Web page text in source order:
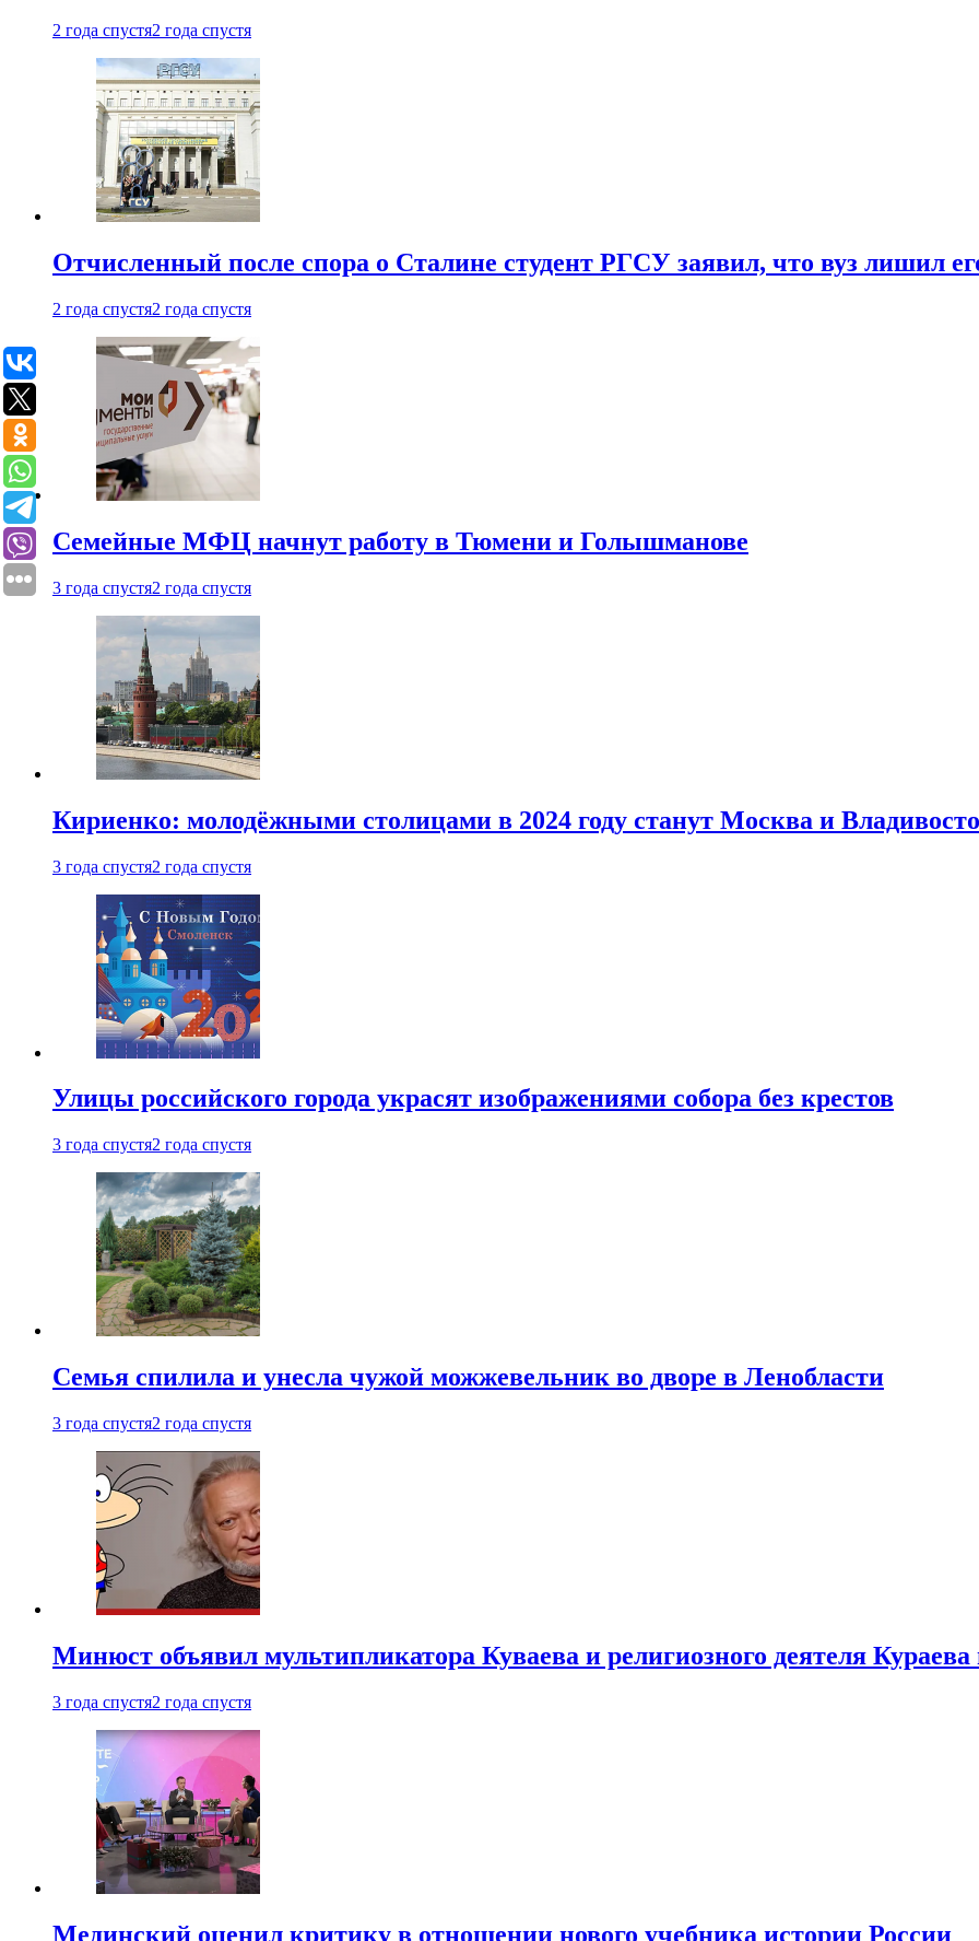
2 года спустя2 года спустя
Отчисленный после спора о Сталине студент РГСУ заявил, что вуз лишил
2 года спустя2 года спустя
Семейные МФЦ начнут работу в Тюмени и Голышманове
3 года спустя2 года спустя
Кириенко: молодёжными столицами в 2024 году станут Москва и
3 года спустя2 года спустя
Улицы российского города украсят изображениями собора без крестов
3 года спустя2 года спустя
Семья спилила и унесла чужой можжевельник во дворе в Ленобласти
3 года спустя2 года спустя
Минюст объявил мультипликатора Куваева и религиозного деятеля
3 года спустя2 года спустя
Мединский оценил критику в отношении нового учебника истории России